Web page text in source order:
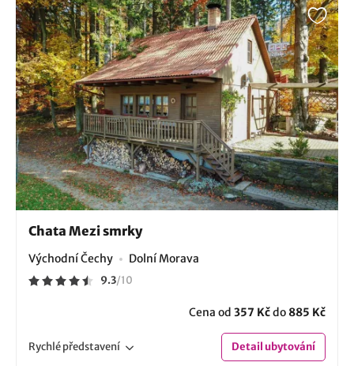
Chata Mezi smrky
Východní Čechy Dolní Morava
9.3/10
Cena od 357 Kčdo 885 Kč
Rychlépředstavení Detailubytování